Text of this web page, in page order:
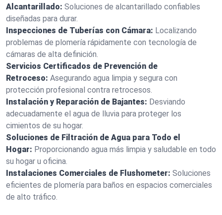
Alcantarillado: Soluciones de alcantarillado confiables
diseñadas para durar.
Inspecciones de Tuberías con Cámara: Localizando
problemas de plomería rápidamente con tecnología de
cámaras de alta definición.
Servicios Certificados de Prevención de
Retroceso: Asegurando agua limpia y segura con
protección profesional contra retrocesos.
Instalación y Reparación de Bajantes: Desviando
adecuadamente el agua de lluvia para proteger los
cimientos de su hogar.
Soluciones de Filtración de Agua para Todo el
Hogar: Proporcionando agua más limpia y saludable en todo
su hogar u oficina.
Instalaciones Comerciales de Flushometer: Soluciones
eficientes de plomería para baños en espacios comerciales
de alto tráfico.